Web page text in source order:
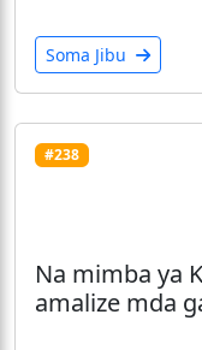
Soma Jibu
#238
Na mimba ya
amalize mda